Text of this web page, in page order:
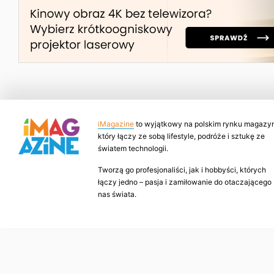
iMagazine to wyjątkowy na polskim rynku
który łączy ze sobą lifestyle, podróże i sztukę ze
światem technologii.
Tworzą go profesjonaliści, jak i hobbyści, których
łączy jedno – pasja i zamiłowanie do otaczającego
nas świata.